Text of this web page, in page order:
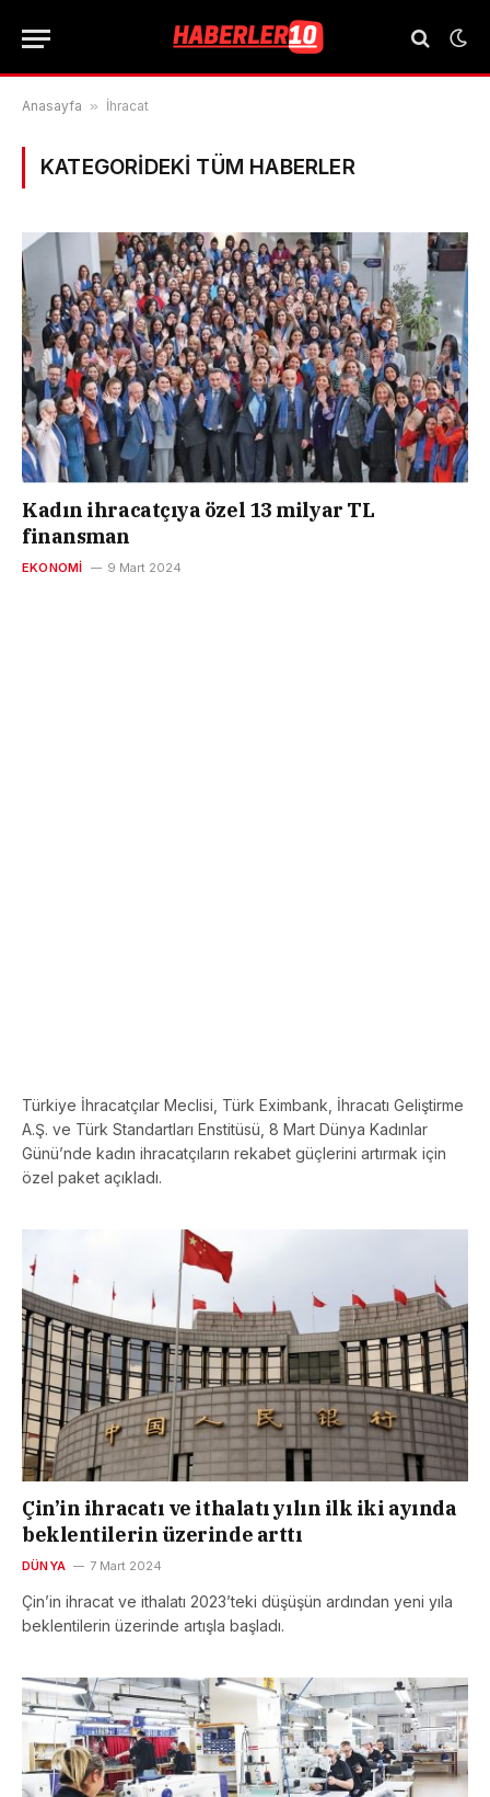
Anasayfa » İhracat
KATEGORIDEKI TÜM HABERLER
Kadın ihracatçıya özel 13 milyar TL
finansman
EKONOMI 9 Mart 2024
Türkiye İhracatçılar Meclisi, Türk Eximbank, İhracatı Geliştirme
A.Ş. ve Türk Standartları Enstitüsü, 8 Mart Dünya Kadınlar
Günü’nde kadın ihracatçıların rekabet güçlerini artırmak için
özel paket açıkladı.
Çin’in ihracatı ve ithalatı yılın ilk iki ayında
beklentilerin üzerinde arttı
DÜNYA 7 Mart 2024
Çin’in ihracat ve ithalatı 2023’teki düşüşün ardından yeni yıla
beklentilerin üzerinde artışla başladı.